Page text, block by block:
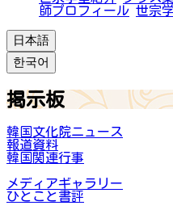
師プロフィール 世宗
日本語
한국어
掲示板
韓国文化院ニュース
報道資料
韓国関連行事
メディアギャラリー
ひとこと書評